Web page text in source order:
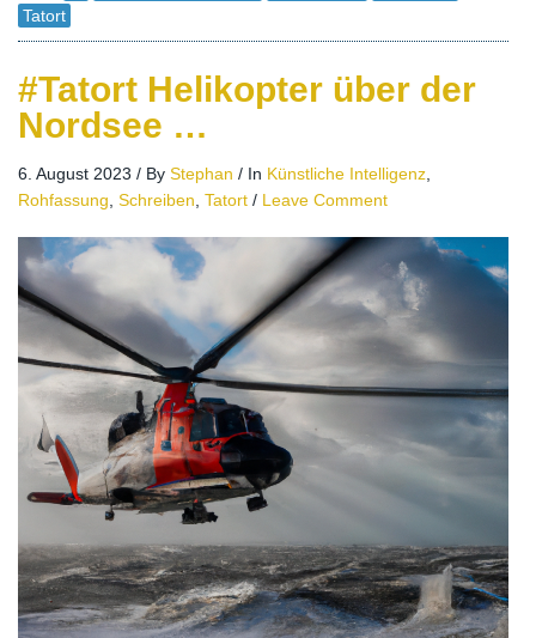
Tatort
#Tatort Helikopter über der
Nordsee …
6. August 2023 / By Stephan / In Künstliche Intelligenz
Rohfassung Schreiben Tatort / Leave Comment